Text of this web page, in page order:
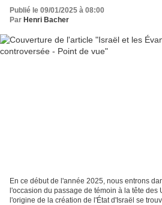
Publié le 09/01/2025 à 08:00
Par Henri Bacher
En ce début de l'année 2025, nous entrons
l'occasion du passage de témoin à la tête des
l'origine de la création de l'État d'Israël se